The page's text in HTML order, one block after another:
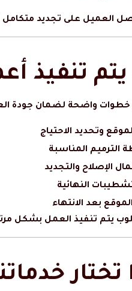
العميل على تجديد
تنفيذ
خطوات واضحة لضمان جودة
وتحديد الاحتياج
الترميم المناسبة
الإصلاح والتجديد
النهائية
بعد الانتهاء
يتم تنفيذ العمل بشكل
تختار